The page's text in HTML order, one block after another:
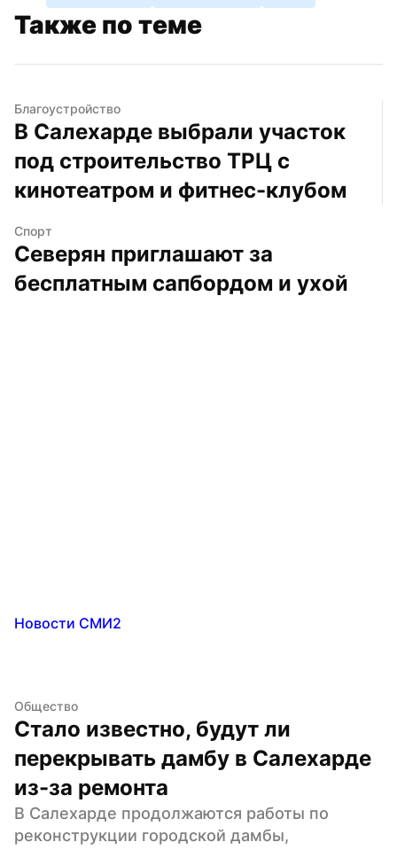
Также по теме
Благоустройство
В Салехарде выбрали участок
под строительство ТРЦ с
кинотеатром и фитнес-клубом
Спорт
Северян приглашают за
бесплатным сапбордом и ухой
Новости СМИ2
Общество
Стало известно, будут ли
перекрывать дамбу в Салехарде
из-за ремонта
В Салехарде продолжаются работы по
реконструкции городской дамбы,